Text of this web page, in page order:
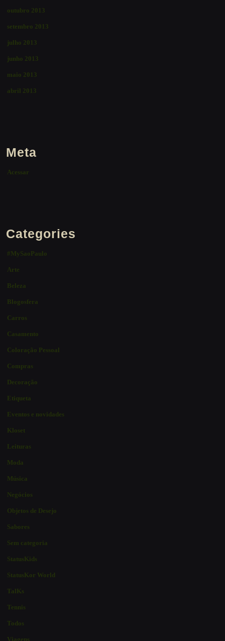
outubro 2013
setembro 2013
julho 2013
junho 2013
maio 2013
abril 2013
Meta
Acessar
Categories
#MySaoPaulo
Arte
Beleza
Blogosfera
Carros
Casamento
Coloração Pessoal
Compras
Decoração
Etiqueta
Eventos e novidades
Kloset
Leituras
Moda
Música
Negócios
Objetos de Desejo
Sabores
Sem categoria
StatusKids
StatusKor World
TalKs
Tennis
Todos
Viagens